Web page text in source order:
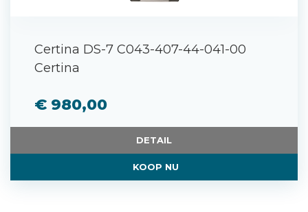
Certina DS-7 C043-407-44-041-00
Certina
€ 980,00
DETAIL
KOOP NU